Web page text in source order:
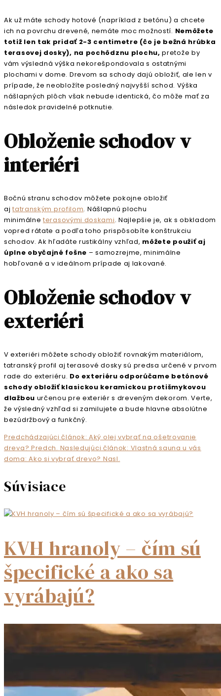
Ak už máte schody hotové (napríklad z betónu) a chcete
ich na povrchu drevené, nemáte moc možností. Nemôžete
totiž len tak pridať 2-3 centimetre (čo je bežná hrúbka
terasovej dosky), na pochôdznu plochu, pretože by
vám výsledná výška nekorešpondovala s ostatnými
plochami v dome. Drevom sa schody dajú obložiť, ale len v
prípade, že neobložíte posledný najvyšší schod. Výška
nášlapných plôch však nebude identická, čo môže mať za
následok pravidelné potknutie.
Obloženie schodov v
interiéri
Bočnú stranu schodov môžete pokojne obložiť
ajtatranským profilom. Nášlapnú plochu
minimálne terasovými doskami. Najlepšie je, ak s obkladom
vopred rátate a podľa toho prispôsobíte konštrukciu
schodov. Ak hľadáte rustikálny vzhľad, môžete použiť aj
úplne obyčajné fošne – samozrejme, minimálne
hobľované a v ideálnom prípade aj lakované.
Obloženie schodov v
exteriéri
V exteriéri môžete schody obložiť rovnakým materiálom,
tatranský profil aj terasové dosky sú predsa určené v prvom
rade do exteriéru. Do exteriéru odporúčame betónové
schody obložiť klasickou keramickou protišmykovou
dlažbou určenou pre exteriér s dreveným dekorom. Verte,
že výsledný vzhľad si zamilujete a bude hlavne absolútne
bezúdržbový a funkčný.
Predchádzajúci článok: Aký olej vybrať na ošetrovanie
dreva? Predch. Nasledujúci článok: Vlastná sauna u vás
doma: Ako si vybrať drevo? Nasl.
Súvisiace
KVH hranoly – čím sú
špecifické a ako sa
vyrábajú?